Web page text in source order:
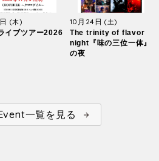
(木)
イブツアー2026
10月24日 (土)
The trinity of flavor
night『味の三位一体』
の夜
一覧を見る